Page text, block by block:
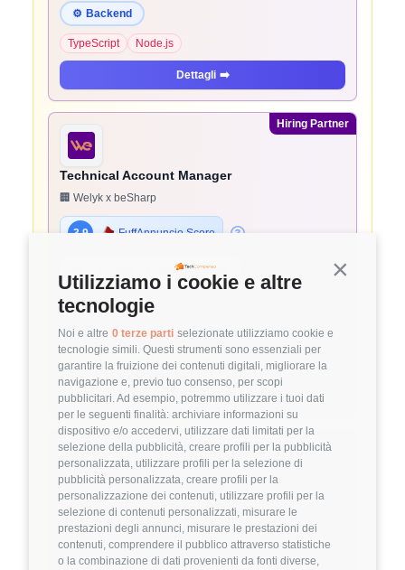
Continua
Utilizziamo i cookie e altre
tecnologie
Noi e altre 0 terze parti selezionate utilizziamo cookie e
tecnologie simili. Questi strumenti sono essenziali per
garantire la fruizione dei contenuti digitali, migliorare la
navigazione e, previo tuo consenso, per scopi
pubblicitari. Ad esempio, potremmo utilizzare i tuoi dati
per le seguenti finalità: archiviare informazioni su
dispositivo e/o accedervi, utilizzare dati limitati per la
selezione della pubblicità, creare profili per la pubblicità
personalizzata, utilizzare profili per la selezione di
pubblicità personalizzata, creare profili per la
personalizzazione dei contenuti, utilizzare profili per la
selezione di contenuti personalizzati, misurare le
prestazioni degli annunci, misurare le prestazioni dei
contenuti, comprendere il pubblico attraverso statistiche
o la combinazione di dati provenienti da fonti diverse,
⚙️ Backend
TypeScript Node.js
Dettagli ➡️
Hiring Partner
Technical Account Manager
🏢 Welyk x beSharp
3.9 FuffAnnuncio Score
~ 45.000€ - 45.000€ all'anno
📍 Pavia🏢 Ibrido💼
⚙️ Backend
AWS Solutions Architecture
Dettagli
Hiring Partner
Project Manager
🏢 Welyk x Hinto Group
3.9 FuffAnnuncio Score